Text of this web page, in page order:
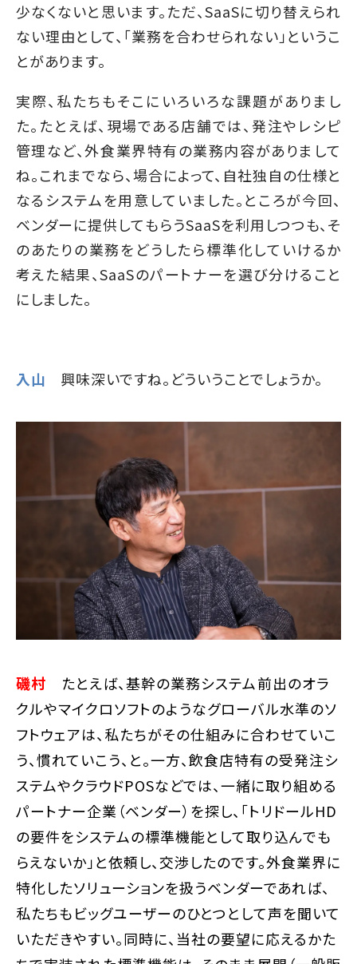
少なくないと思います。ただ、SaaSに切り替えられ
ない理由として、「業務を合わせられない」というこ
とがあります。
実際、私たちもそこにいろいろな課題がありまし
た。たとえば、現場である店舗では、発注やレシピ
管理など、外食業界特有の業務内容がありまして
ね。これまでなら、場合によって、自社独自の仕様と
なるシステムを用意していました。ところが今回、
ベンダーに提供してもらうSaaSを利用しつつも、そ
のあたりの業務をどうしたら標準化していけるか
考えた結果、SaaSのパートナーを選び分けること
にしました。
入山 興味深いですね。どういうことでしょうか。
磯村 たとえば、基幹の業務システム――前出のオラ
クルやマイクロソフトのようなグローバル水準のソ
フトウェアは、私たちがその仕組みに合わせていこ
う、慣れていこう、と。一方、飲食店特有の受発注シ
ステムやクラウドPOSなどでは、一緒に取り組める
パートナー企業（ベンダー）を探し、「トリドールHD
の要件をシステムの標準機能として取り込んでも
らえないか」と依頼し、交渉したのです。外食業界に
特化したソリューションを扱うベンダーであれば、
私たちもビッグユーザーのひとつとして声を聞いて
いただきやすい。同時に、当社の要望に応えるかた